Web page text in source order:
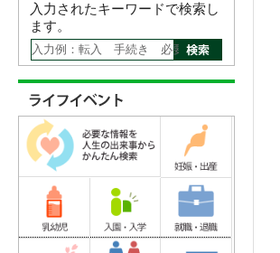
入力されたキーワードで検索し
ます。